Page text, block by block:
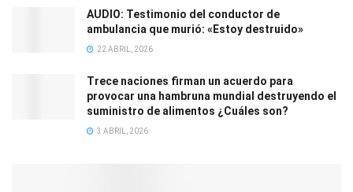
AUDIO: Testimonio del conductor de
ambulancia que murió: «Estoy destruido»
22 ABRIL, 2026
Trece naciones firman un acuerdo para
provocar una hambruna mundial destruyendo el
suministro de alimentos ¿Cuáles son?
3 ABRIL, 2026